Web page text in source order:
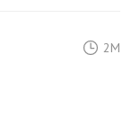
2M